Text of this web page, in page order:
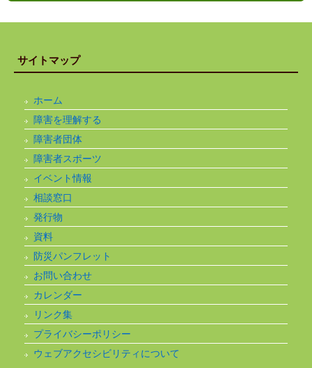
サイトマップ
ホーム
障害を理解する
障害者団体
障害者スポーツ
イベント情報
相談窓口
発行物
資料
防災パンフレット
お問い合わせ
カレンダー
リンク集
プライバシーポリシー
ウェブアクセシビリティについて